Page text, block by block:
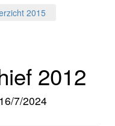
2015
2012
7/2024